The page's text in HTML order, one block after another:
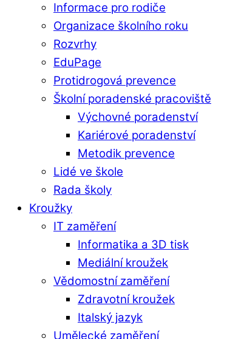
Informace pro rodiče
Organizace školního roku
Rozvrhy
EduPage
Protidrogová prevence
Školní poradenské pracoviště
Výchovné poradenství
Kariérové poradenství
Metodik prevence
Lidé ve škole
Rada školy
Kroužky
IT zaměření
Informatika a 3D tisk
Mediální kroužek
Vědomostní zaměření
Zdravotní kroužek
Italský jazyk
Umělecké zaměření